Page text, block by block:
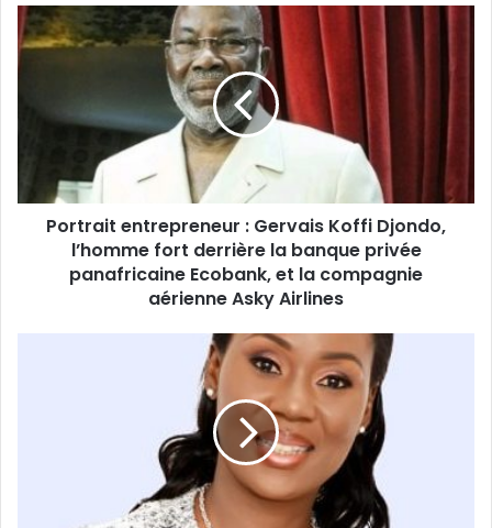
Portrait
entrepreneur :
derrière
la
banque
panafricaine
Portrait entrepreneur : Gervais Koffi Djondo,
l’homme fort derrière la banque privée
panafricaine Ecobank, et la compagnie
aérienne Asky Airlines